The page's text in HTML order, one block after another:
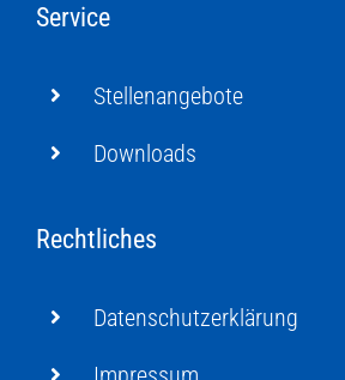
Service
Stellenangebote
Downloads
Rechtliches
Datenschutzerklärung